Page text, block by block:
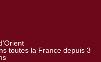
toutes la France depuis 3